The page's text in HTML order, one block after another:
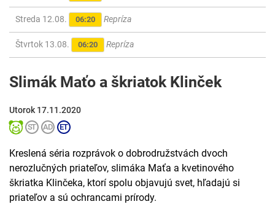
Streda 12.08. 06:20 Repríza
Štvrtok 13.08. 06:20 Repríza
Slimák Maťo a škriatok Klinček
Utorok 17.11.2020
Kreslená séria rozprávok o dobrodružstvách dvoch
nerozlučných priateľov, slimáka Maťa a kvetinového
škriatka Klinčeka, ktorí spolu objavujú svet, hľadajú si
priateľov a sú ochrancami prírody.